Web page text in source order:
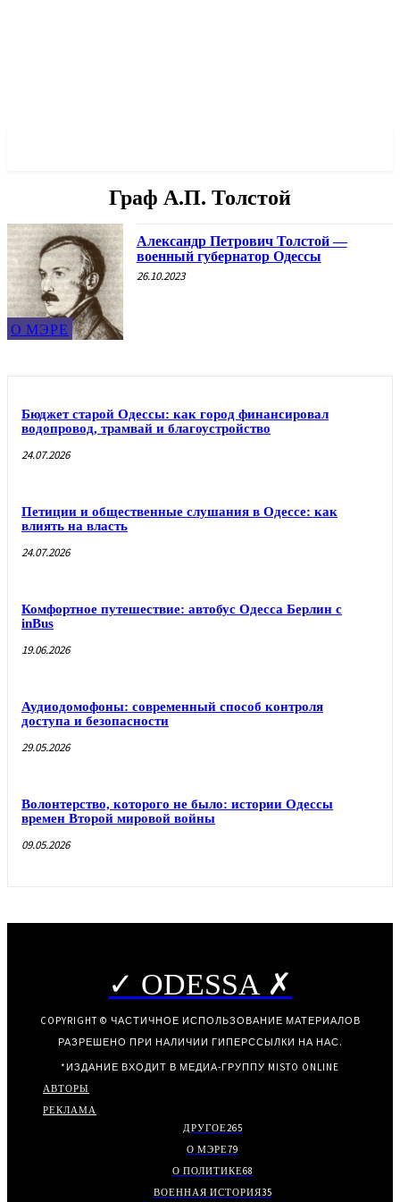
Граф А.П. Толстой
О МЭРЕ
Александр Петрович Толстой —
военный губернатор Одессы
26.10.2023
Бюджет старой Одессы: как город финансировал
водопровод, трамвай и благоустройство
24.07.2026
Петиции и общественные слушания в Одессе: как
влиять на власть
24.07.2026
Комфортное путешествие: автобус Одесса Берлин с
inBus
19.06.2026
Аудиодомофоны: современный способ контроля
доступа и безопасности
29.05.2026
Волонтерство, которого не было: истории Одессы
времен Второй мировой войны
09.05.2026
✓ ODESSA ✗
COPYRIGHT © ЧАСТИЧНОЕ ИСПОЛЬЗОВАНИЕ МАТЕРИАЛОВ
РАЗРЕШЕНО ПРИ НАЛИЧИИ ГИПЕРССЫЛКИ НА НАС.
*ИЗДАНИЕ ВХОДИТ В МЕДИА-ГРУППУ MISTO ONLINE
АВТОРЫ
РЕКЛАМА
ДРУГОЕ265
О МЭРЕ79
О ПОЛИТИКЕ68
ВОЕННАЯ ИСТОРИЯ35